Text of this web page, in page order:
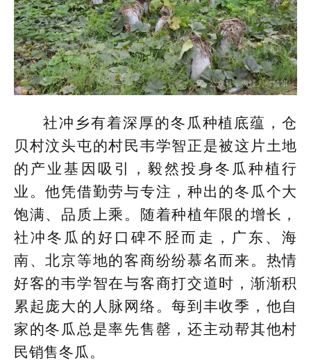
社冲乡有着深厚的冬瓜种植底蕴，仓
贝村汶头屯的村民韦学智正是被这片土地
的产业基因吸引，毅然投身冬瓜种植行
业。他凭借勤劳与专注，种出的冬瓜个大
饱满、品质上乘。随着种植年限的增长，
社冲冬瓜的好口碑不胫而走，广东、海
南、北京等地的客商纷纷慕名而来。热情
好客的韦学智在与客商打交道时，渐渐积
累起庞大的人脉网络。每到丰收季，他自
家的冬瓜总是率先售罄，还主动帮其他村
民销售冬瓜。